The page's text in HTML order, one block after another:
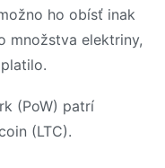
ho obísť inak
množstva elektriny,
(PoW) patrí
(LTC).